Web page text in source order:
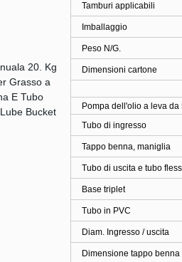
Tamburi applicabili
Imballaggio
Peso N/G.
Dimensioni cartone
Pompa dell'olio a leva
Tubo di ingresso
Tappo benna, maniglia
Tubo di uscita e tubo
Base triplet
Tubo in PVC
Diam. Ingresso / uscita
Dimensione tappo benna